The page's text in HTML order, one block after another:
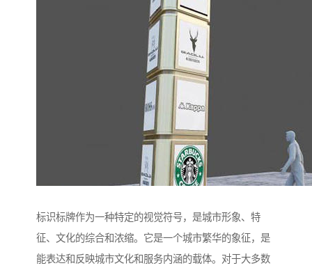
标识标牌作为一种特定的视觉符号，是城市形象、特
征、文化的综合和浓缩。它是一个城市繁华的象征，是
能表达和反映城市文化和服务内涵的载体。对于大多数